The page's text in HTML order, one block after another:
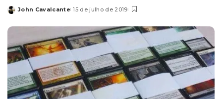
Posted
John Cavalcante 15 de julho de 2019